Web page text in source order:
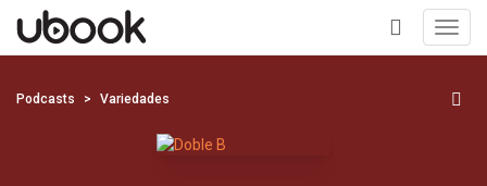
+
Podcasts Variedades